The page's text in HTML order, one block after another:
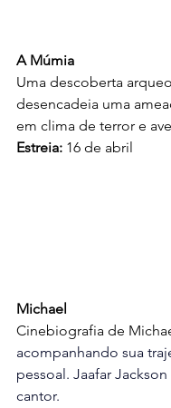
A Múmia
Uma descoberta
desencadeia uma
em clima de terror e
Estreia: 16 de abril
Michael
Cinebiografia de
acompanhando sua
pessoal. Jaafar
cantor.